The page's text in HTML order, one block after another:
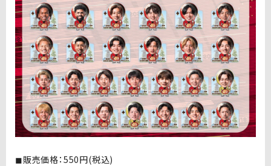
◼︎販売価格：550円(税込)